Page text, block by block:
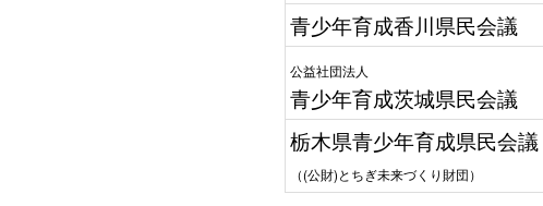
青少年育成香川県民会議
公益社団法人
青少年育成茨城県民会議
栃木県青少年育成県民会議
（(公財)とちぎ未来づくり財団）